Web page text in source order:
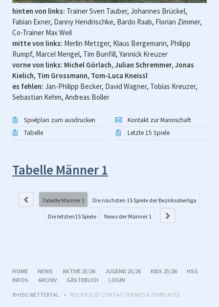
hinten von links: Trainer Sven Tauber, Johannes Brückel,
Fabian Exner, Danny Hendrischke, Bardo Raab, Florian Zimmer,
Co-Trainer Max Weil
mitte von links: Merlin Metzger, Klaus Bergemann, Philipp
Rumpf, Marcel Mengel, Tim Bunfill, Yannick Kreuzer
vorne von links: Michel Görlach, Julian Schremmer, Jonas
Kielich, Tim Grossmann, Tom-Luca Kneissl
es fehlen: Jan-Philipp Becker, David Wagner, Tobias Kreuzer,
Sebastian Kehm, Andreas Boller
Spielplan zum ausdrucken
Kontakt zur Mannschaft
Tabelle
Letzte 15 Spiele
Tabelle Männer 1
Tabelle Männer 1 Die nächsten 15 Spiele der Bezirksoberliga
Die letzten15 Spiele News der Männer 1
NAVIGATION
ÜBERSPRINGEN
HOME NEWS AKTIVE 25/26 JUGEND 25/26 KIDS 25/26
HSG
INFOS
ARCHIV GÄSTEBUCH
LOGIN
© HSG WETTERTAL
ROCKSOLID CONTAO THEMES & TEMPLATES